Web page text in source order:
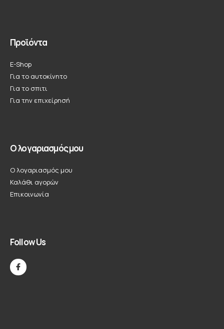
Προϊόντα
E-Shop
Για το αυτοκίνητο
Για το σπιτι
Για την επιχείρησή
Ο λογαριασμός μου
Ο λογαριασμός μου
Καλάθι αγορών
Επικοινωνία
Follow Us